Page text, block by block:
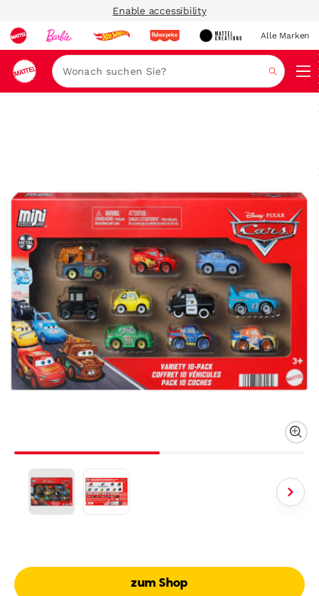
Enable accessibility
Alle Marken
Suche
zum Shop